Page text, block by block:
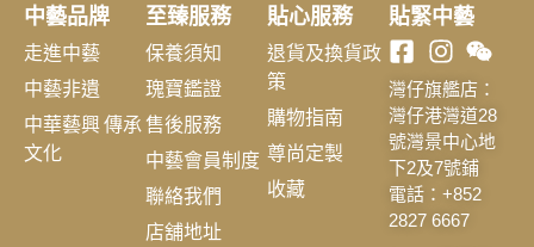
中藝品牌
走進中藝
中藝非遺
中華藝興 傳承
文化
至臻服務
保養須知
瑰寶鑑證
售後服務
中藝會員制度
聯絡我們
店舖地址
貼心服務
退貨及換貨政
策
購物指南
尊尚定製
收藏
貼緊中藝
灣仔旗艦店：
灣仔港灣道28
號灣景中心地
下2及7號鋪
電話：+852
2827 6667